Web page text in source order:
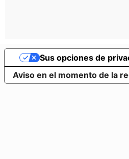
Aviso en el momento de la
Sus opciones de